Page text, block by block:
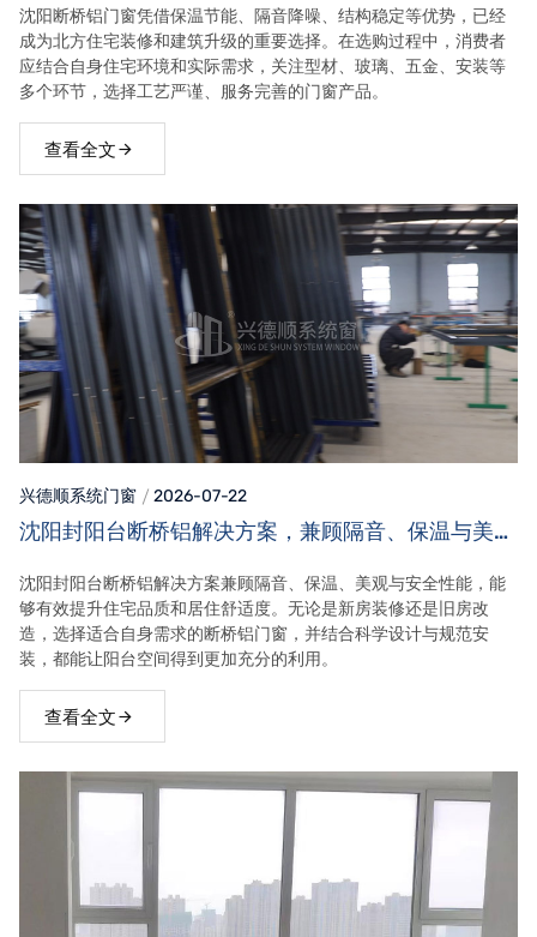
沈阳断桥铝门窗凭借保温节能、隔音降噪、结构稳定等优势，已经
成为北方住宅装修和建筑升级的重要选择。在选购过程中，消费者
应结合自身住宅环境和实际需求，关注型材、玻璃、五金、安装等
多个环节，选择工艺严谨、服务完善的门窗产品。
查看全文
兴德顺系统门窗 2026-07-22
沈阳封阳台断桥铝解决方案，兼顾隔音、保温与美观
沈阳封阳台断桥铝解决方案兼顾隔音、保温、美观与安全性能，能
够有效提升住宅品质和居住舒适度。无论是新房装修还是旧房改
造，选择适合自身需求的断桥铝门窗，并结合科学设计与规范安
装，都能让阳台空间得到更加充分的利用。
查看全文